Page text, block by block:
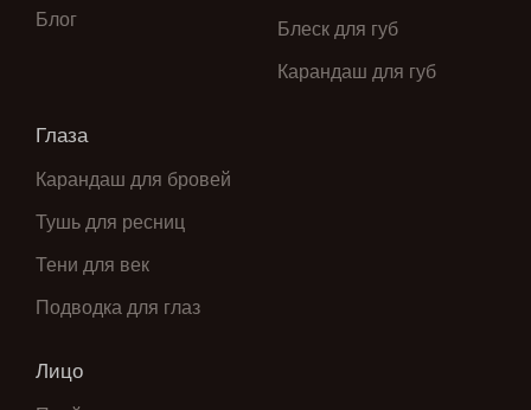
Блог
Блеск для губ
Карандаш для губ
Глаза
Карандаш для бровей
Тушь для ресниц
Тени для век
Подводка для глаз
Лицо